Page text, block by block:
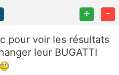
+ -
pour voir les résultats
leur BUGATTI